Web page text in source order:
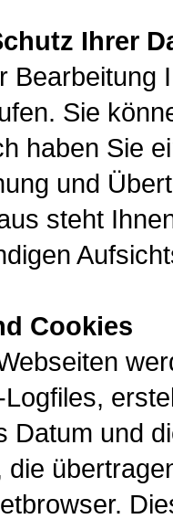
Ihrer
Sie
haben Sie
und
steht
Cookies
Datum und
die